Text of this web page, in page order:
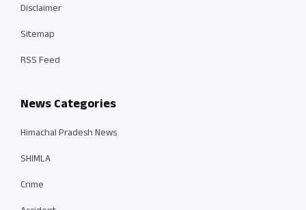
Disclaimer
Sitemap
RSS Feed
News Categories
Himachal Pradesh News
SHIMLA
Crime